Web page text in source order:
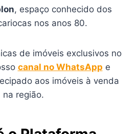
, espaço conhecido dos
nos anos 80.
de imóveis exclusivos no
canal no WhatsApp e
aos imóveis à venda
na região.